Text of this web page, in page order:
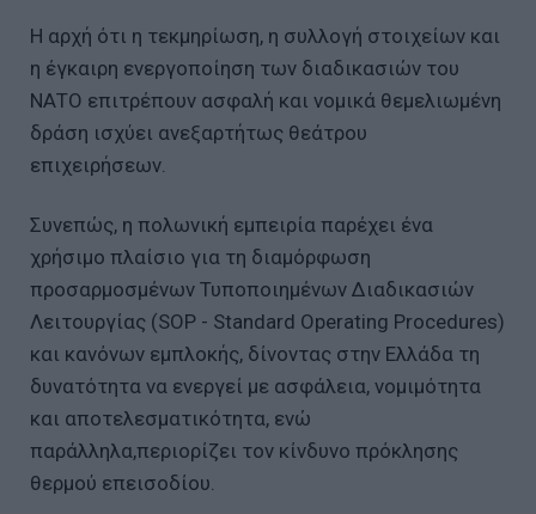
Η αρχή ότι η τεκμηρίωση, η συλλογή στοιχείων και
η έγκαιρη ενεργοποίηση των διαδικασιών του
ΝΑΤΟ επιτρέπουν ασφαλή και νομικά θεμελιωμένη
δράση ισχύει ανεξαρτήτως θεάτρου
επιχειρήσεων.
Συνεπώς, η πολωνική εμπειρία παρέχει ένα
χρήσιμο πλαίσιο για τη διαμόρφωση
προσαρμοσμένων Τυποποιημένων Διαδικασιών
Λειτουργίας (SOP - Standard Operating Procedures)
και κανόνων εμπλοκής, δίνοντας στην Ελλάδα τη
δυνατότητα να ενεργεί με ασφάλεια, νομιμότητα
και αποτελεσματικότητα, ενώ
παράλληλα,περιορίζει τον κίνδυνο πρόκλησης
θερμού επεισοδίου.